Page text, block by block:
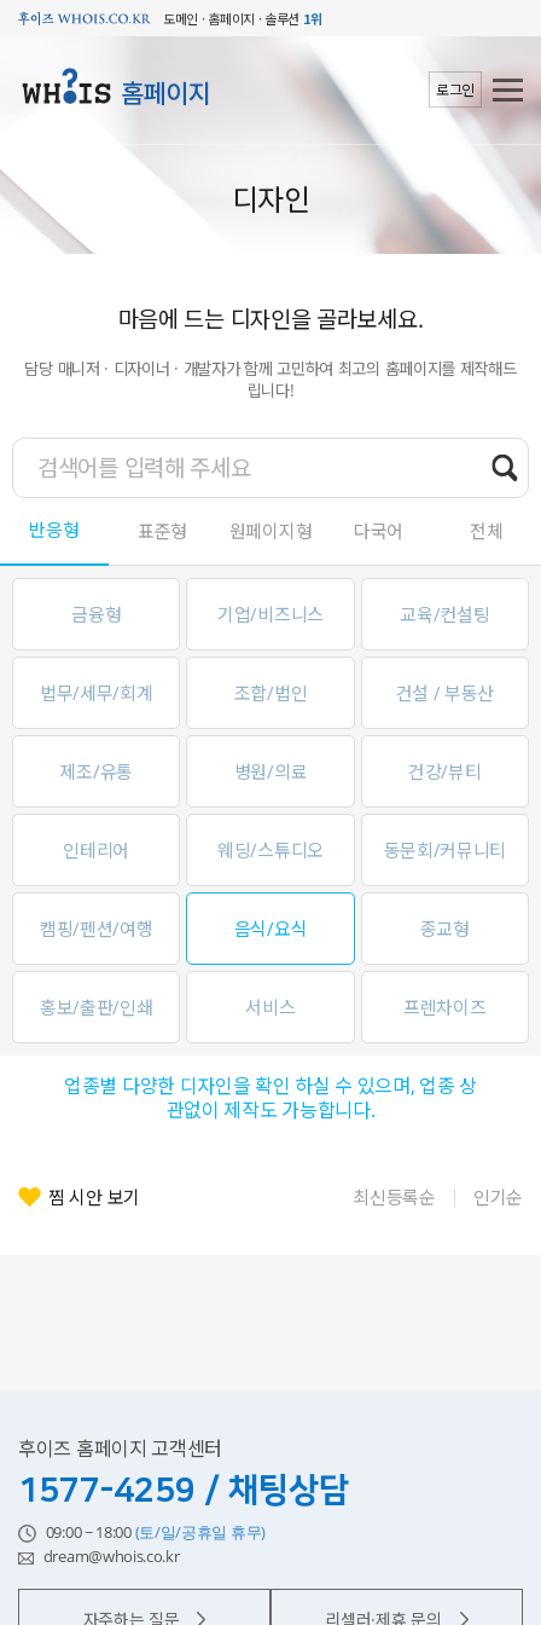
도메인 · 홈페이지 · 솔루션 1위
홈페이지 로그인
디자인
마음에 드는 디자인을 골라보세요.
담당 매니저 · 디자이너 · 개발자가 함께 고민하여 최고의 홈페이지를 제작해드
립니다!
반응형 표준형 원페이지형 다국어 전체
금융형 기업/비즈니스 교육/컨설팅
법무/세무/회계 조합/법인 건설 / 부동산
제조/유통 병원/의료 건강/뷰티
인테리어 웨딩/스튜디오 동문회/커뮤니티
캠핑/펜션/여행 음식/요식 종교형
홍보/출판/인쇄 서비스 프렌차이즈
업종별 다양한 디자인을 확인 하실 수 있으며, 업종 상
관없이 제작도 가능합니다.
찜 시안 보기 최신등록순 인기순
후이즈 홈페이지 고객센터
1577-4259 / 채팅상담
09:00 ~ 18:00(토/일/공휴일 휴무)
dream@whois.co.kr
자주하는 질문 리셀러·제휴 문의